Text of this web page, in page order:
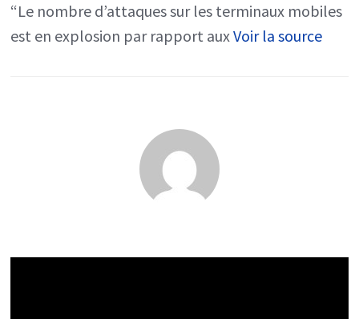
“Le nombre d’attaques sur les terminaux mobiles
est en explosion par rapport auxVoir la source